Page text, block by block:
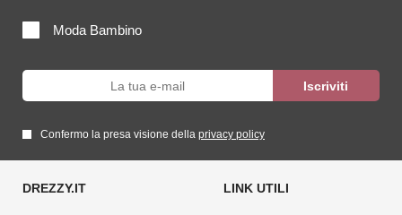
Moda Bambino
Confermo la presa visione della privacy policy